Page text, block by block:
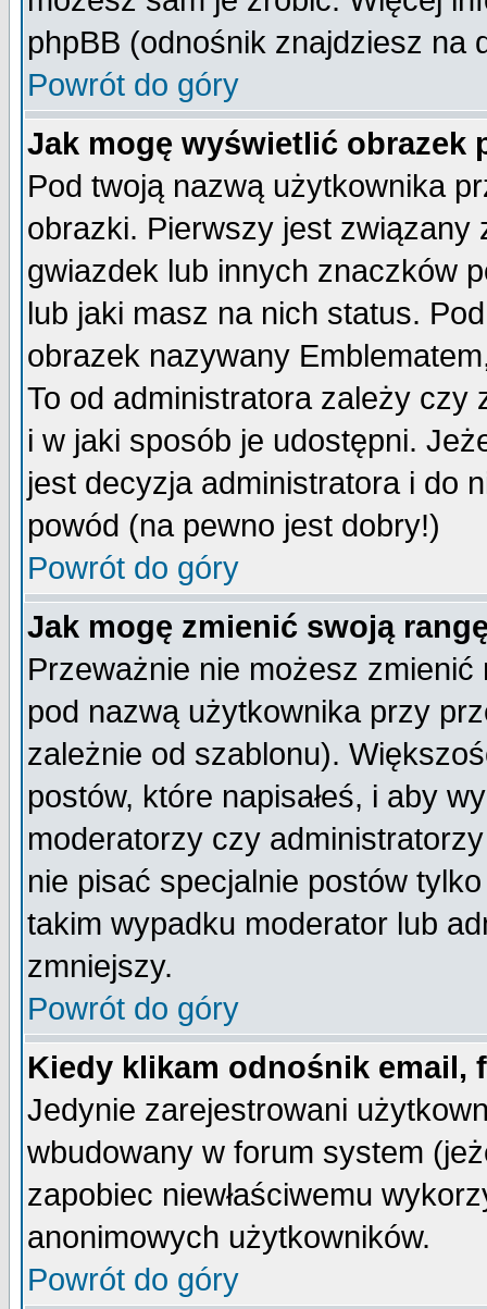
phpBB (odnośnik znajdziesz na
Powrót do góry
Jak mogę wyświetlić obrazek
Pod twoją nazwą użytkownika
obrazki. Pierwszy jest
gwiazdek lub innych znaczków
lub jaki masz na nich status.
obrazek nazywany
To od administratora zależy czy
i w jaki sposób je udostępni.
jest decyzja administratora i do
powód (na pewno jest dobry!)
Powrót do góry
Jak mogę zmienić swoją
Przeważnie nie możesz
pod nazwą użytkownika przy
zależnie od szablonu).
postów, które napisałeś, i aby
moderatorzy czy
nie pisać specjalnie postów
takim wypadku moderator lub
zmniejszy.
Powrót do góry
Kiedy klikam odnośnik email,
Jedynie zarejestrowani
wbudowany w forum system
zapobiec niewłaściwemu
anonimowych użytkowników.
Powrót do góry